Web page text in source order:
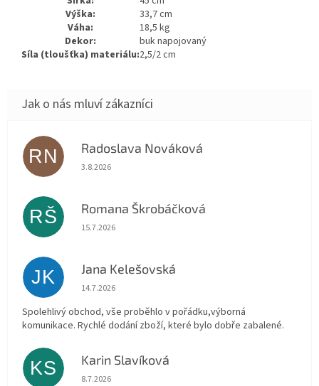
Výška:
33,7 cm
Váha:
18,5 kg
Dekor:
buk napojovaný
Síla (tloušťka) materiálu:2,5/2 cm
RN Radoslava Nováková
Hodnocení obchodu je 5 z 5 hvězdiček.
3.8.2026
RŠ Romana Škrobáčková
Hodnocení obchodu je 5 z 5 hvězdiček.
15.7.2026
JK Jana Kelešovská
Hodnocení obchodu je 5 z 5 hvězdiček.
14.7.2026
Spolehlivý obchod, vše proběhlo v pořádku,výborná
komunikace. Rychlé dodání zboží, které bylo dobře zabalené.
KS Karin Slavíková
Hodnocení obchodu je 5 z 5 hvězdiček.
8.7.2026